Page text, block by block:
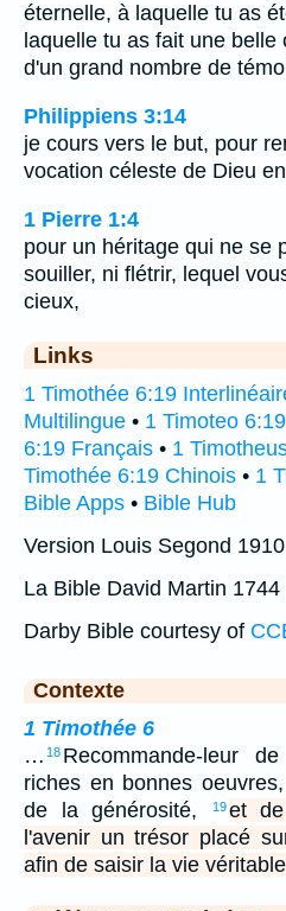
éternelle, à laquelle tu as
laquelle tu as fait une
d'un grand nombre de
Philippiens 3:14
je cours vers le but, pour
vocation céleste de Dieu
1 Pierre 1:4
pour un héritage qui ne se
souiller, ni flétrir, lequel
cieux,
Links
1 Timothée 6:19
Multilingue • 1 Timoteo
6:19 Français • 1
Timothée 6:19 Chinois • 1
Bible Apps • Bible Hub
Version Louis Segond 1910
La Bible David Martin 1744
Darby Bible courtesy of
Contexte
1 Timothée 6
… 18 Recommande-leur
riches en bonnes
de la générosité,
19et
l'avenir un trésor placé
afin de saisir la vie